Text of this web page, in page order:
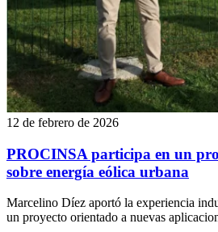
12 de febrero de 2026
PROCINSA participa en un
sobre energía eólica urbana
Marcelino Díez aportó la experiencia
un proyecto orientado a nuevas